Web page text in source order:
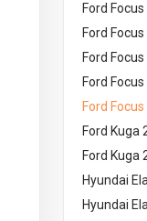
Ford
Ford
Ford
Ford
Ford
Ford Kuga
Ford Kuga
Hyundai
Hyundai